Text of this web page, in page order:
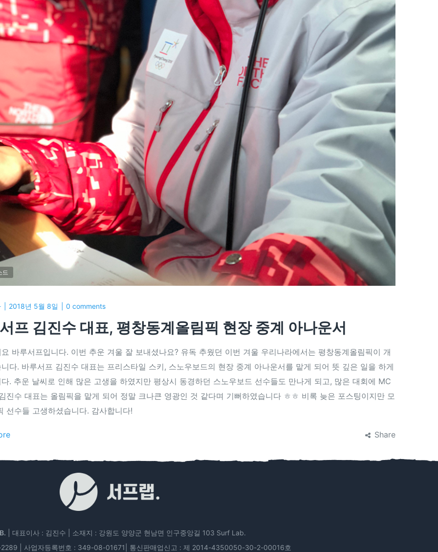
드
2018년 5월 8일 0 comments
프 김진수 대표, 평창동계올림픽 현장 중계 아나운서
바루서프입니다. 이번 추운 겨울 잘 보내셨나요? 유독 추웠던 이번 겨울 우리나라에서는 평창동계올림픽이 개
다. 바루서프 김진수 대표는 프리스타일 스키, 스노우보드의 현장 중계 아나운서를 맡게 되어 뜻 깊은 일을 하게
. 추운 날씨로 인해 많은 고생을 하였지만 평상시 동경하던 스노우보드 선수들도 만나게 되고, 많은 대회에 MC
진수 대표는 올림픽을 맡게 되어 정말 크나큰 영광인 것 같다며 기뻐하였습니다 ㅎㅎ 비록 늦은 포스팅이지만 모
선수들 고생하셨습니다. 감사합니다!
Share
| 대표이사 : 김진수 | 소재지 : 강원도 양양군 현남면 인구중앙길 103 Surf Lab.
| 사업자등록번호 : 349-08-01671| 통신판매업신고 : 제 2014-4350050-30-2-00016호